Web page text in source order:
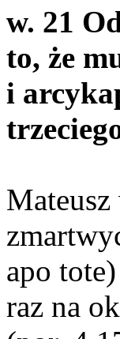
w. 21
to, że
i
apo
raz na